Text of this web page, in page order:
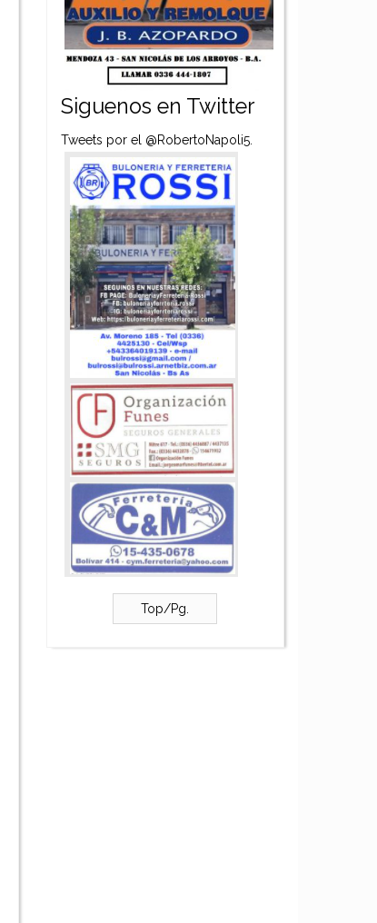
Siguenos en Twitter
Tweets por el @RobertoNapoli5.
Top/Pg.